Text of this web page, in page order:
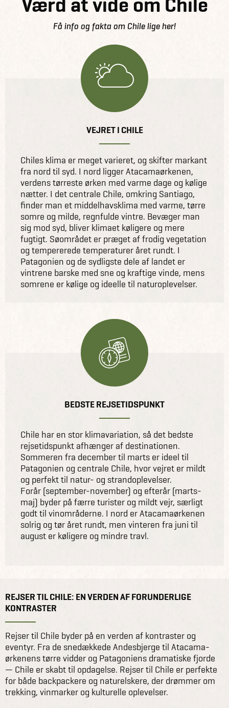
Få info og fakta om Chile lige her!
VEJRET I CHILE
Chiles klima er meget varieret, og skifter markant
fra nord til syd. I nord ligger Atacamaørkenen,
verdens tørreste ørken med varme dage og kølige
nætter. I det centrale Chile, omkring Santiago,
finder man et middelhavsklima med varme, tørre
somre og milde, regnfulde vintre. Bevæger man
sig mod syd, bliver klimaet køligere og mere
fugtigt. Søområdet er præget af frodig vegetation
og tempererede temperaturer året rundt. I
Patagonien og de sydligste dele af landet er
vintrene barske med sne og kraftige vinde, mens
somrene er kølige og ideelle til naturoplevelser.
BEDSTE REJSETIDSPUNKT
Chile har en stor klimavariation, så det bedste
rejsetidspunkt afhænger af destinationen.
Sommeren fra december til marts er ideel til
Patagonien og centrale Chile, hvor vejret er mildt
og perfekt til natur- og strandoplevelser.
Forår (september-november) og efterår (marts-
maj) byder på færre turister og mildt vejr, særligt
godt til vinområderne. I nord er Atacamaørkenen
solrig og tør året rundt, men vinteren fra juni til
august er køligere og mindre travl.
REJSER TIL CHILE: EN VERDEN AF FORUNDERLIGE
KONTRASTER
Rejser til Chile byder på en verden af kontraster og
eventyr. Fra de snedækkede Andesbjerge til Atacama-
ørkenens tørre vidder og Patagoniens dramatiske fjorde
— Chile er skabt til opdagelse. Rejser til Chile er perfekte
for både backpackere og naturelskere, der drømmer om
trekking, vinmarker og kulturelle oplevelser.